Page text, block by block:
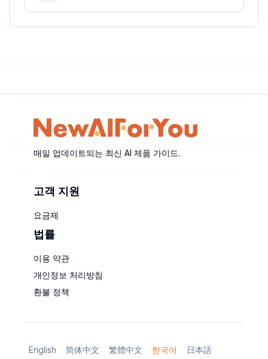
매일 업데이트되는 최신 AI 제품 가이드.
고객 지원
요금제
법률
이용 약관
개인정보 처리방침
환불 정책
English 简体中文 繁體中文 한국어 日本語